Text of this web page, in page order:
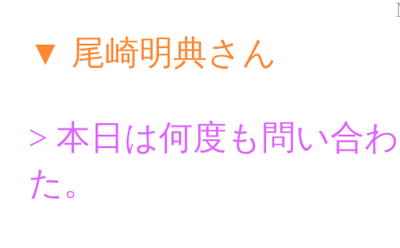
▼ 尾崎明典さん
> 本日は何度も問い合
た。